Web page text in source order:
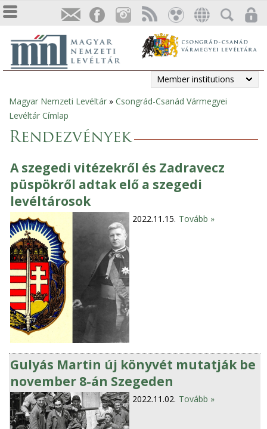
Member institutions
You
are
Magyar Nemzeti Levéltár » Csongrád-Csanád Vármegyei
Levéltár Címlap
Rendezvények
A szegedi vitézekről és Zadravecz
püspökről adtak elő a szegedi
levéltárosok
2022.11.15. Tovább »
Gulyás Martin új könyvét mutatják be
november 8-án Szegeden
2022.11.02. Tovább »